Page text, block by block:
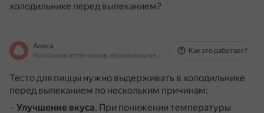
холодильнике перед выпеканием?
Алиса
На основе источников, возможны неточности
Как это работает?
Тесто для пиццы нужно выдерживать в холодильнике
перед выпеканием по нескольким причинам:
Улучшение вкуса. При понижении температуры